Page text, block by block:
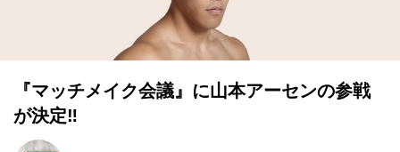
『マッチメイク会議』に山本アーセンの参戦
が決定‼︎